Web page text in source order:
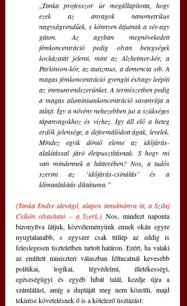
„Tanka professzor úr megállapította, hogy
ezek az anyagok nanometrikus
nagyságrendűek, s könnyen átjutnak a vér-agy
gáton. Az agyban megnövekedett
fémkoncentráció pedig olyan betegségek
kockázatát jelenti, mint az Alzheimer-kór, a
Parkinson-kór, az autizmus, a demencia stb. A
magas fémkoncentráció gyengíti és/vagy leépíti
az immunrendszerünket. A természetben pedig
a magas alumíniumkoncentráció savanyítja a
talajt. Így a növény nehezebben jut a szükséges
tápanyagokhoz és vízhez. Így áll elő a beteg
erdők jelensége, a deformálódott ágak, levelek.
Mindez egyik döntő eleme az időjárás-
alakítással járó életpusztításnak. S hogy mi
van mindennek a hátterében? Nos, a tudós
szerint az ’időjárás-csinálás’ és a
klímaalakítás diktátuma.”
(Tanka Endre idevágó, alapos tanulmánya itt, a Szilaj
Csikón olvasható – a Szerk.) Nos, mindezt naponta
bizonyítva látjuk, közvéleményünk ennek okán egyre
nyugtalanabb, s egyszer csak túllép az eddig is
feleslegesen tiszteletben tartott határon. Ezért, ha valaki
az említett miniszteri válaszban féltucatnál kevesebb
politikai, logikai, légvédelmi, illetékességi,
egészségügyi és egyéb hibát talál, kezdje újra a
számlálást, amíg a dupláját meg nem közelíti, majd
tekintse követelésnek ő is a kötelező tisztázást: